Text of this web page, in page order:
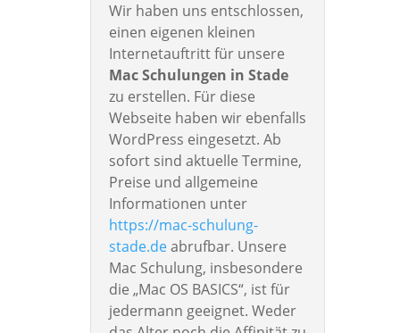
Wir haben uns entschlossen,
einen eigenen kleinen
Internetauftritt für unsere
Mac Schulungen in Stade
zu erstellen. Für diese
Webseite haben wir ebenfalls
WordPress eingesetzt. Ab
sofort sind aktuelle Termine,
Preise und allgemeine
Informationen unter
https://mac-schulung-
stade.deabrufbar. Unsere
Mac Schulung, insbesondere
die „Mac OS BASICS“, ist für
jedermann geeignet. Weder